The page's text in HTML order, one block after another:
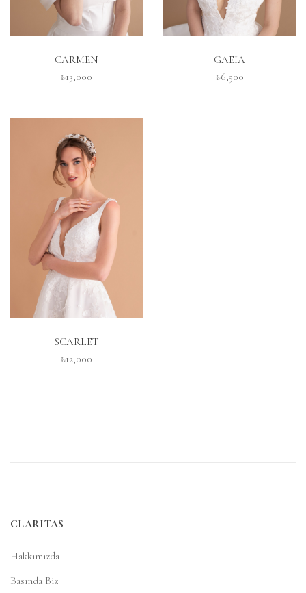
CARMEN
₺13,000
GAEİA
₺6,500
SCARLET
₺12,000
CLARITAS
Hakkımızda
Basında Biz